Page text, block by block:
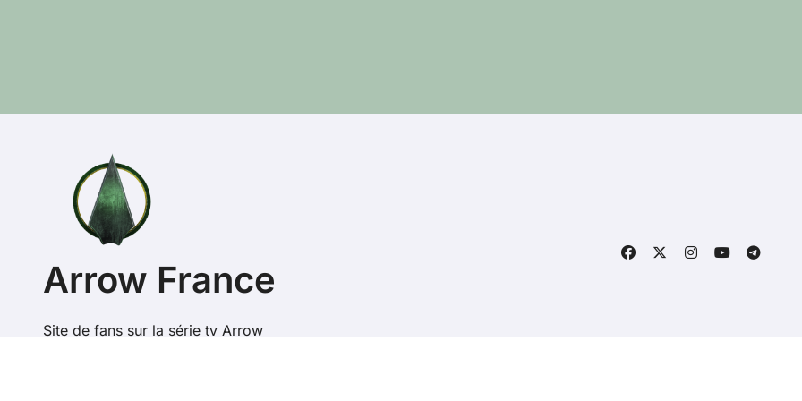
Arrow France
Site de fans sur la série tv Arrow